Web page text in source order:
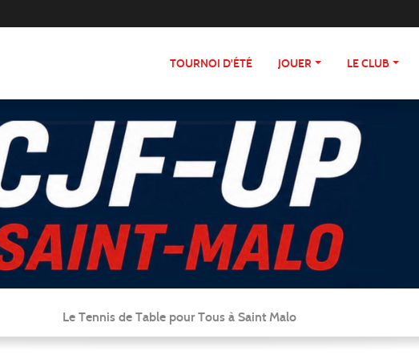
TOURNOI D'ÉTÉ JOUER LE CLUB
Le Tennis de Table pour Tous à Saint Malo